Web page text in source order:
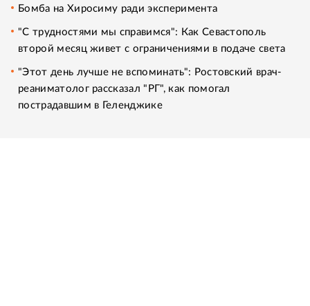
Бомба на Хиросиму ради эксперимента
"С трудностями мы справимся": Как Севастополь
второй месяц живет с ограничениями в подаче света
"Этот день лучше не вспоминать": Ростовский врач-
реаниматолог рассказал "РГ", как помогал
пострадавшим в Геленджике